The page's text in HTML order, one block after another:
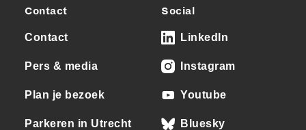
Contact
Contact
Pers & media
Plan je bezoek
Parkeren in Utrecht
Social
LinkedIn
Instagram
Youtube
Bluesky